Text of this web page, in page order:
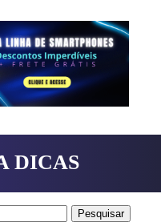
DICAS